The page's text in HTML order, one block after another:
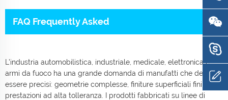
FAQ Frequently Asked
L'industria automobilistica, industriale, medicale, elettronica e
armi da fuoco ha una grande domanda di manufatti che devono
essere precisi: geometrie complesse, finiture superficiali fini e
prestazioni ad alta tolleranza. I prodotti fabbricati su linee di